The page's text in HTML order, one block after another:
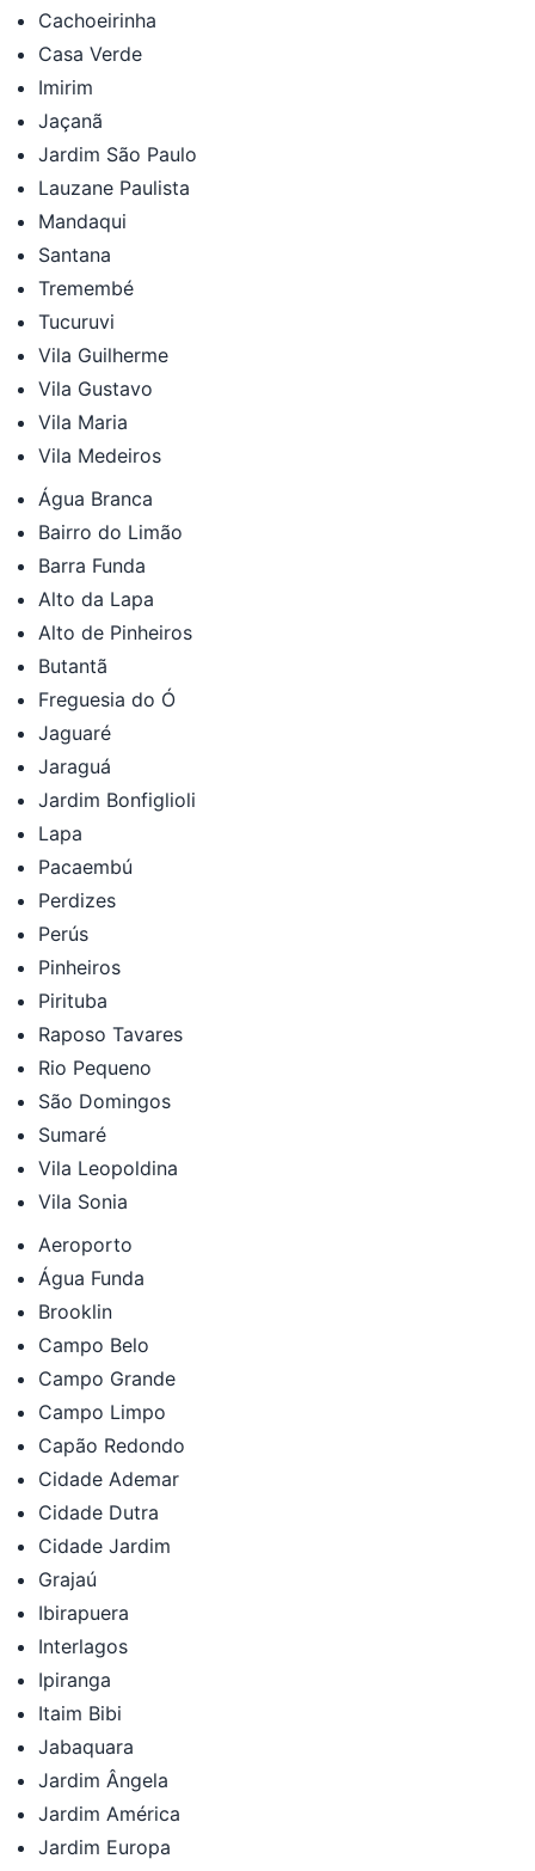
Cachoeirinha
Casa Verde
Imirim
Jaçanã
Jardim São Paulo
Lauzane Paulista
Mandaqui
Santana
Tremembé
Tucuruvi
Vila Guilherme
Vila Gustavo
Vila Maria
Vila Medeiros
Água Branca
Bairro do Limão
Barra Funda
Alto da Lapa
Alto de Pinheiros
Butantã
Freguesia do Ó
Jaguaré
Jaraguá
Jardim Bonfiglioli
Lapa
Pacaembú
Perdizes
Perús
Pinheiros
Pirituba
Raposo Tavares
Rio Pequeno
São Domingos
Sumaré
Vila Leopoldina
Vila Sonia
Aeroporto
Água Funda
Brooklin
Campo Belo
Campo Grande
Campo Limpo
Capão Redondo
Cidade Ademar
Cidade Dutra
Cidade Jardim
Grajaú
Ibirapuera
Interlagos
Ipiranga
Itaim Bibi
Jabaquara
Jardim Ângela
Jardim América
Jardim Europa